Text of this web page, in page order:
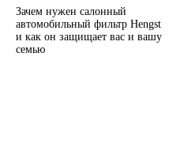
Зачем нужен салонный
автомобильный фильтр Hengst
и как он защищает вас и вашу
семью